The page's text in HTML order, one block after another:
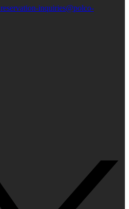
reservation-inquiries@polco-